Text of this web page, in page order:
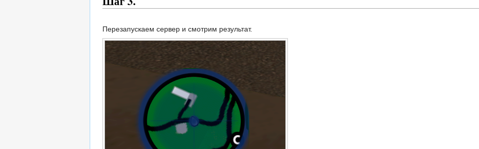
Перезапускаем сервер и смотрим результат.